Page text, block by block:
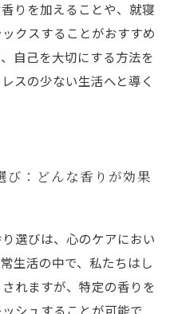
りを加えることや、就寝
クスすることがおすすめ
自己を大切にする方法を
スの少ない生活へと導く
び：どんな香りが効果
選びは、心のケアにおい
生活の中で、私たちはし
れますが、特定の香りを
シュすることが可能で